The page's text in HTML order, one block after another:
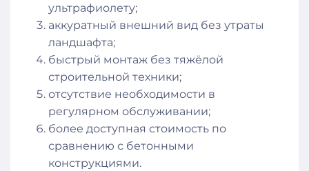
ультрафиолету;
аккуратный внешний вид без утраты
ландшафта;
быстрый монтаж без тяжёлой
строительной техники;
отсутствие необходимости в
регулярном обслуживании;
более доступная стоимость по
сравнению с бетонными
конструкциями.